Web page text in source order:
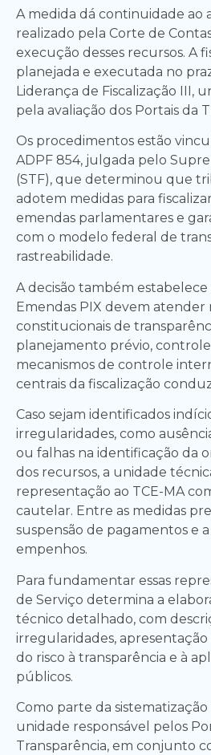
A medida dá continuidade ao
realizado pela Corte de
execução desses recursos. A
planejada e executada no
Liderança de Fiscalização III,
pela avaliação dos Portais da
Os procedimentos estão
ADPF 854, julgada pelo
(STF), que determinou que
adotem medidas para
emendas parlamentares e
com o modelo federal de
rastreabilidade.
A decisão também
Emendas PIX devem atender
constitucionais de
planejamento prévio,
mecanismos de controle
centrais da fiscalização
Caso sejam identificados
irregularidades, como
ou falhas na identificação da
dos recursos, a unidade
representação ao TCE-MA
cautelar. Entre as medidas
suspensão de pagamentos e
empenhos.
Para fundamentar essas
de Serviço determina a
técnico detalhado, com
irregularidades, apresentação
do risco à transparência e à
públicos.
Como parte da sistematização
unidade responsável pelos
Transparência, em conjunto